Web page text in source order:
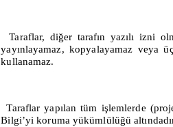
Taraflar, diğer tarafın yazılı izni
yayınlayamaz, kopyalayamaz veya
kullanamaz.
Taraflaryapılan tüm işlemlerde
Bilgi’yi koruma yükümlülüğü